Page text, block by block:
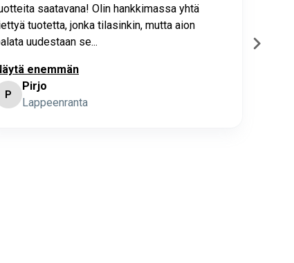
saatavana! Olin hankkimassa yhtä
tuotetta, jonka tilasinkin, mutta aion
uudestaan se...
enemmän
P
Pirjo
Lappeenranta